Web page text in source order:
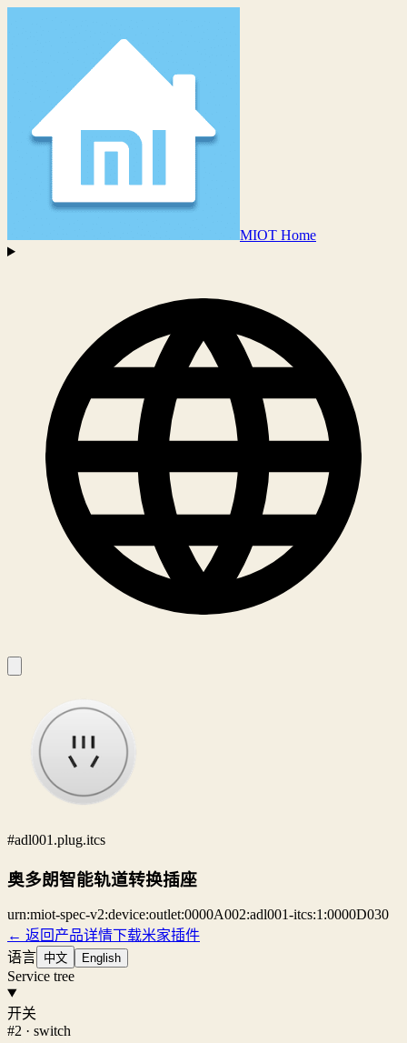
MIOT Home
#adl001.plug.itcs
奥多朗智能轨道转换插座
urn:miot-spec-v2:device:outlet:0000A002:adl001-itcs:1:0000D030
← 返回产品详情下载米家插件
语言 中文 English
Service tree
开关
#2 · switch